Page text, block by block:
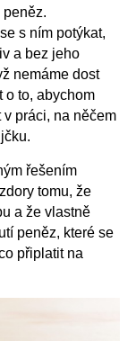
s ním potýkat,
a bez jeho
nemáme dost
o to, abychom
práci, na něčem
řešením
tomu, že
a že vlastně
peněz, které se
připlatit na